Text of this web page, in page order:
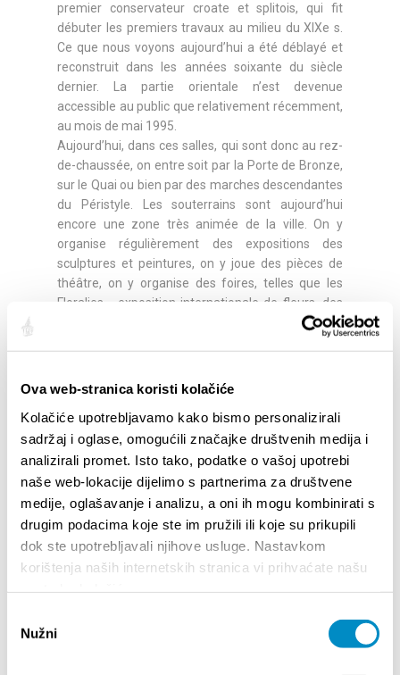
Ova web-stranica koristi kolačiće
Kolačiće upotrebljavamo kako bismo personalizirali
sadržaj i oglase, omogućili značajke društvenih medija i
analizirali promet. Isto tako, podatke o vašoj upotrebi
naše web-lokacije dijelimo s partnerima za društvene
medije, oglašavanje i analizu, a oni ih mogu kombinirati s
drugim podacima koje ste im pružili ili koje su prikupili
dok ste upotrebljavali njihove usluge. Nastavkom
korištenja naših internetskih stranica vi prihvaćate našu
pristanka
Nužni
premier conservateur croate et splitois, qui fit
débuter les premiers travaux au milieu du XIXe s.
Ce que nous voyons aujourd’hui a été déblayé et
reconstruit dans les années soixante du siècle
dernier. La partie orientale n’est devenue
accessible au public que relativement récemment,
au mois de mai 1995.
Aujourd’hui, dans ces salles, qui sont donc au rez-
de-chaussée, on entre soit par la Porte de Bronze,
sur le Quai ou bien par des marches descendantes
du Péristyle. Les souterrains sont aujourd’hui
encore une zone très animée de la ville. On y
organise régulièrement des expositions des
sculptures et peintures, on y joue des pièces de
théâtre, on y organise des foires, telles que les
Floralies - exposition internationale de fleurs, des
événements gastronomiques et œnologiques, et
bien d’autres manifestations culturelles et de vie
communication entre le Quai et le Péristyle, est un
alors que les autres salles de cet immense espace
sont ouvertes à la visite comme l’un des plus
intéressantes attractions de Split, souvent avec le
Péristyle un des synonyme du Palais de Dioclétien.
Partager: